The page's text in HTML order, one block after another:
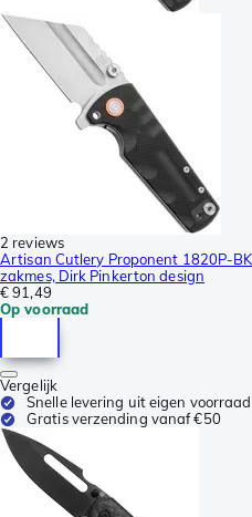
2 reviews
Artisan Cutlery Proponent 1820P-
zakmes, Dirk Pinkerton design
€ 91,49
Op voorraad
Vergelijk
Snelle levering uit eigen voorraad
Gratis verzending vanaf €50